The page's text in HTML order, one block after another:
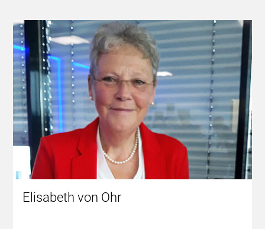
Elisabeth von Ohr